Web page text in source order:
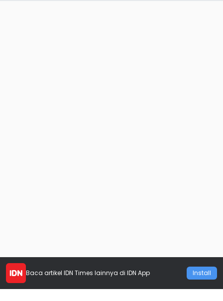
Baca artikel IDN Times lainnya di IDN App Install